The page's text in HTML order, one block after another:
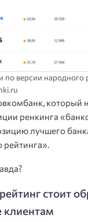
по версии народного
который
ренкинга
лучшего
стоит
клиентам